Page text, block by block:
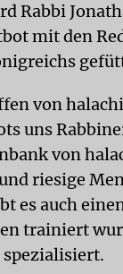
Rabbi
mit den
von
uns
von
riesige
es auch
trainiert